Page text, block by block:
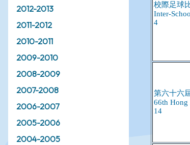
2012-2013
2011-2012
2010-2011
2009-2010
2008-2009
2007-2008
2006-2007
2005-2006
2004-2005